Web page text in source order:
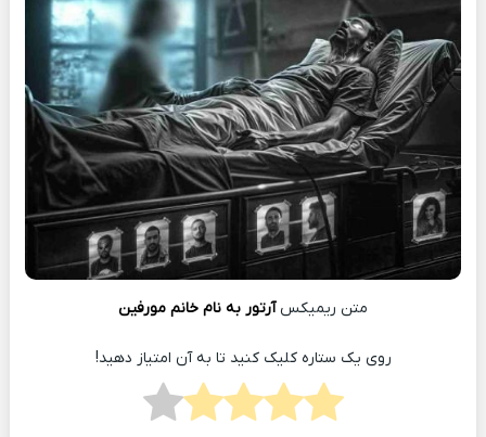
متن ریمیکسآرتور به نام خانم مورفین
روی یک ستاره کلیک کنید تا به آن امتیاز دهید!